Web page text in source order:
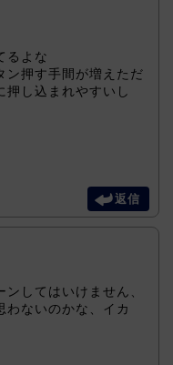
るよな
ン押す手間が増えただ
押し込まれやすいし
返信
してはいけません、
わないのかな、イカ